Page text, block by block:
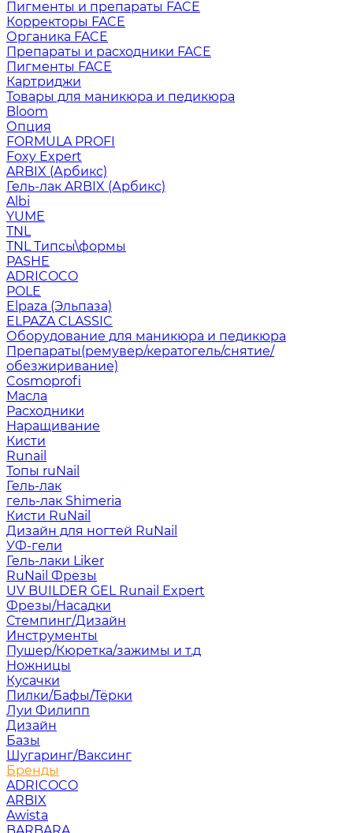
Пигменты и препараты FACE
Корректоры FACE
Органика FACE
Препараты и расходники FACE
Пигменты FACE
Картриджи
Товары для маникюра и педикюра
Bloom
Опция
FORMULA PROFI
Foxy Expert
ARBIX (Арбикс)
Гель-лак ARBIX (Арбикс)
Albi
YUME
TNL
TNL Типсы\формы
PASHE
ADRICOCO
POLE
Elpaza (Эльпаза)
ELPAZA CLASSIC
Оборудование для маникюра и педикюра
Препараты(ремувер/кератогель/снятие/
обезжиривание)
Cosmoprofi
Масла
Расходники
Наращивание
Кисти
Runail
Топы ruNail
Гель-лак
гель-лак Shimeria
Кисти RuNail
Дизайн для ногтей RuNail
УФ-гели
Гель-лаки Liker
RuNail Фрезы
UV BUILDER GEL Runail Expert
Фрезы/Насадки
Стемпинг/Дизайн
Инструменты
Пушер/Кюретка/зажимы и т.д
Ножницы
Кусачки
Пилки/Бафы/Тёрки
Луи Филипп
Дизайн
Базы
Шугаринг/Ваксинг
Бренды
ADRICOCO
ARBIX
Awista